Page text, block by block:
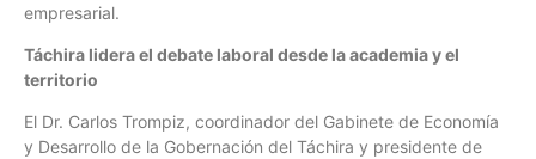
empresarial.
Táchira lidera el debate laboral desde la academia y el
territorio
El Dr. Carlos Trompiz, coordinador del Gabinete de Economía
y Desarrollo de la Gobernación del Táchira y presidente de